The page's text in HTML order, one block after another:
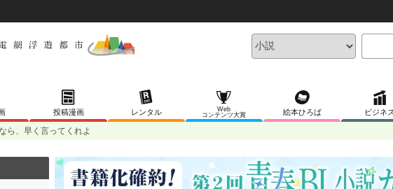
投稿漫画 レンタル
Web
コンテンツ大賞
絵本ひろば ビジネス
ら、早く言ってくれよ